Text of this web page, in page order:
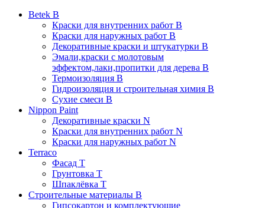
Betek B
Краски для внутренних работ B
Краски для наружных работ B
Декоративные краски и штукатурки В
Эмали,краски с молотовым
эффектом,лаки,пропитки для дерева В
Термоизоляция В
Гидроизоляция и строительная химия В
Сухие смеси B
Nippon Paint
Декоративные краски N
Краски для внутренних работ N
Краски для наружных работ N
Terraco
Фасад Т
Грунтовка T
Шпаклёвка T
Строительные материалы В
Гипсокартон и комплектующие